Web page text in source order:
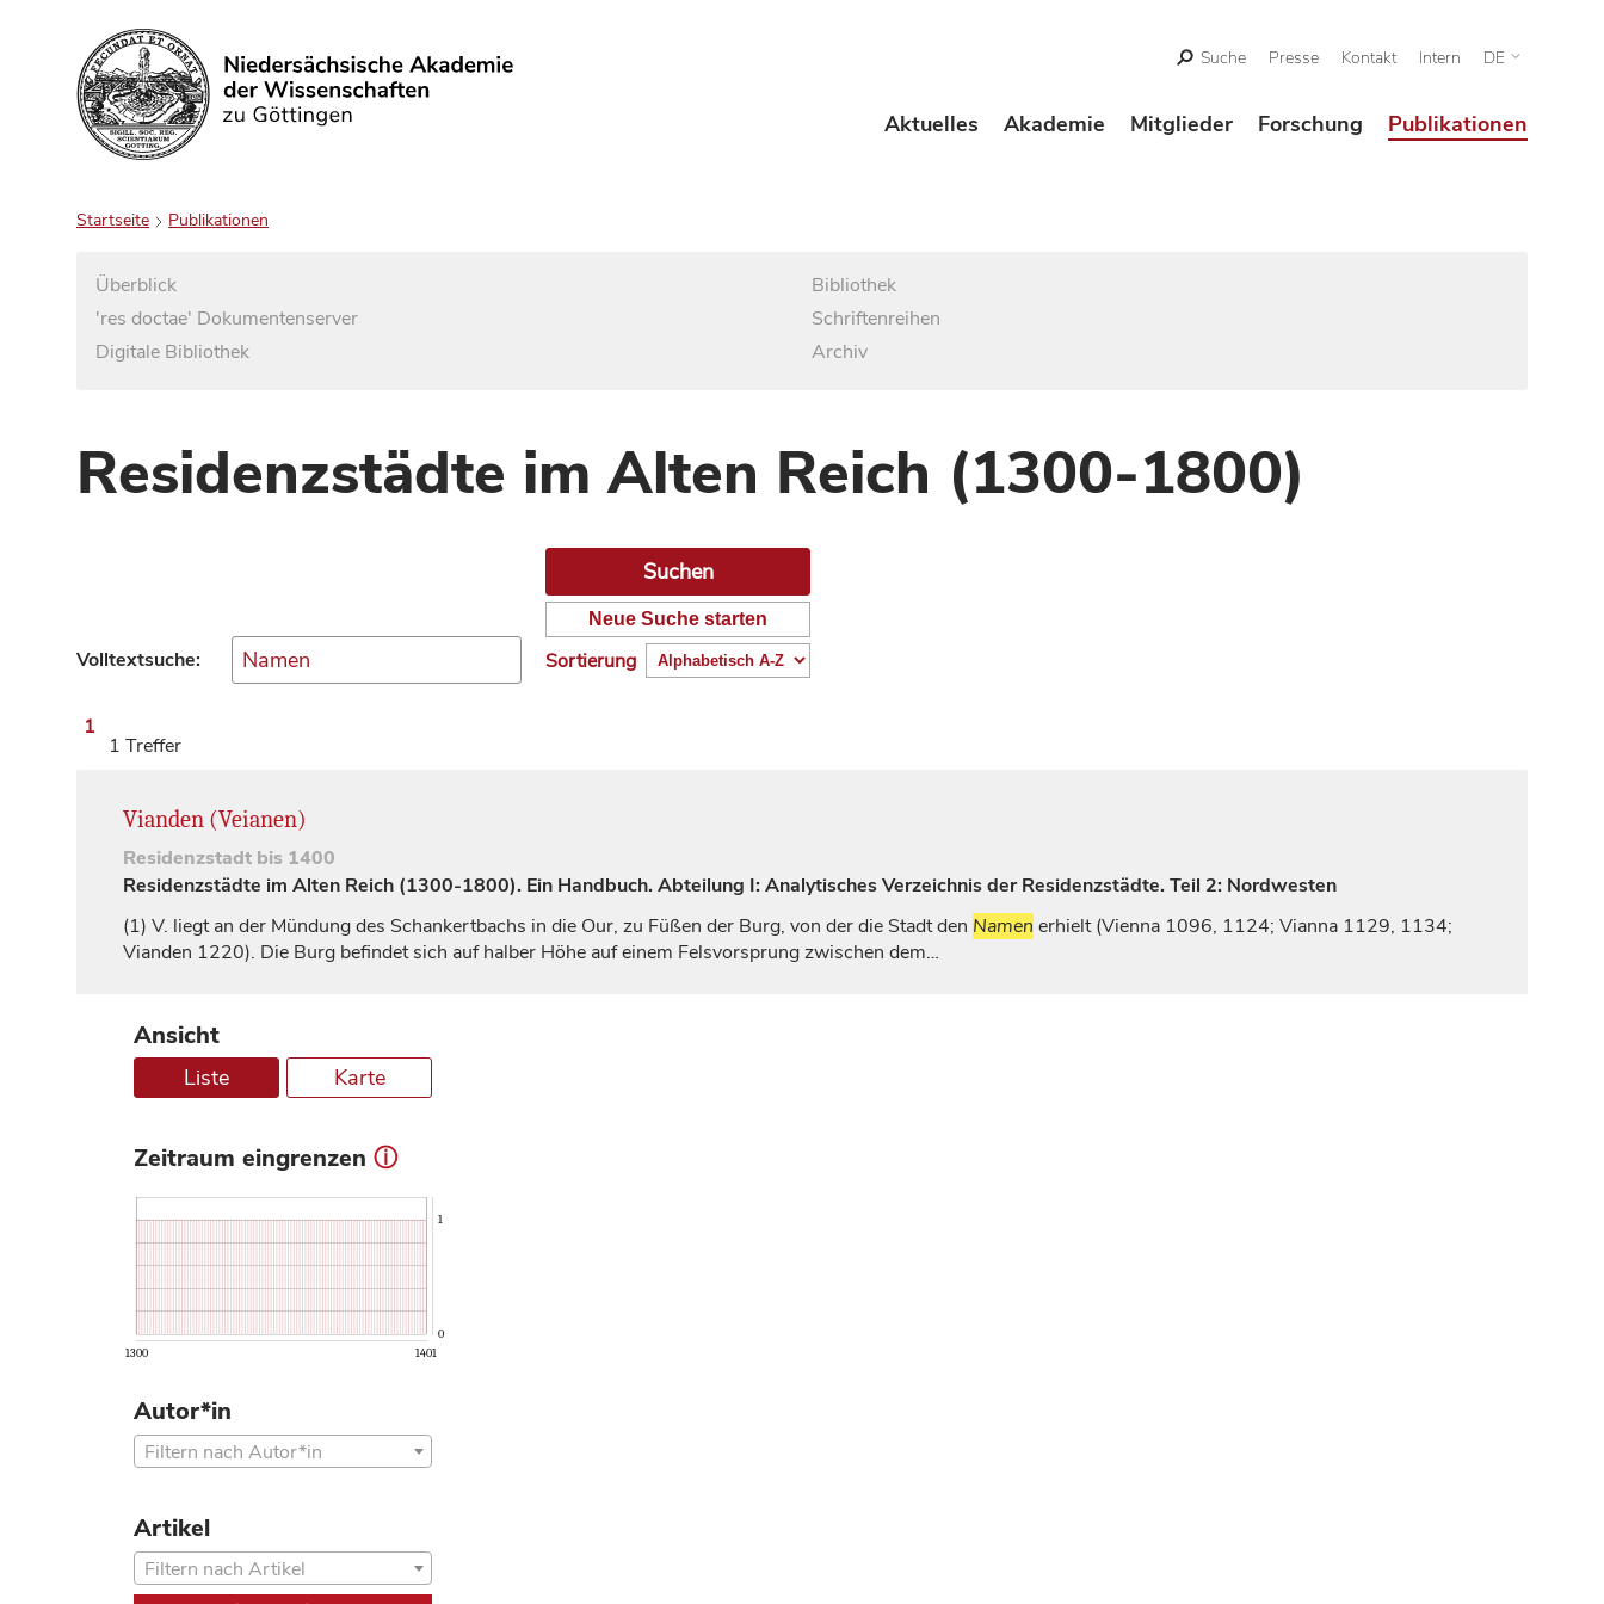
Suchen
Suche Presse Kontakt Intern DE
Aktuelles Akademie Mitglieder Forschung Publikationen
Startseite Publikationen
Überblick
'res doctae' Dokumentenserver
Digitale Bibliothek
Bibliothek
Schriftenreihen
Archiv
Residenzstädte im Alten Reich (1300-1800)
Volltextsuche:
Neue Suche starten
Sortierung
1
1 Treffer
Vianden (Veianen)
Residenzstadt bis 1400
Residenzstädte im Alten Reich (1300-1800). Ein Handbuch. Abteilung I: Analytisches Verzeichnis der Residenzstädte. Teil 2: Nordwesten
(1) V. liegt an der Mündung des Schankertbachs in die Our, zu Füßen der Burg, von der die Stadt den Namen erhielt (Vienna 1096, 1124; Vianna 1129, 1134;
Vianden 1220). Die Burg befindet sich auf halber Höhe auf einem Felsvorsprung zwischen dem…
Ansicht
Liste Karte
Zeitraum eingrenzen ⓘ
1300 1401
0
1
Autor*in
Filtern nach Autor*in
Artikel
Filtern nach Artikel